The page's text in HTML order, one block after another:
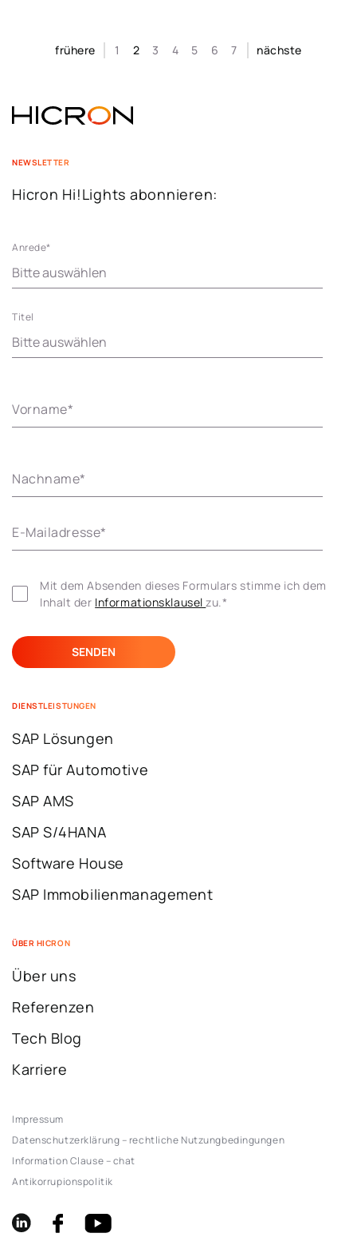
frühere 1 2 3 4 5 6 7 nächste
NEWSLETTER
Hicron Hi!Lights abonnieren:
Anrede*
Titel
Vorname*
Nachname*
E-Mailadresse*
Mit dem Absenden dieses Formulars stimme ich dem
Inhalt der Informationsklausel zu.*
DIENSTLEISTUNGEN
SAP Lösungen
SAP für Automotive
SAP AMS
SAP S/4HANA
Software House
SAP Immobilienmanagement
ÜBER HICRON
Über uns
Referenzen
Tech Blog
Karriere
Impressum
Datenschutzerklärung – rechtliche Nutzungbedingungen
Information Clause – chat
Antikorrupionspolitik